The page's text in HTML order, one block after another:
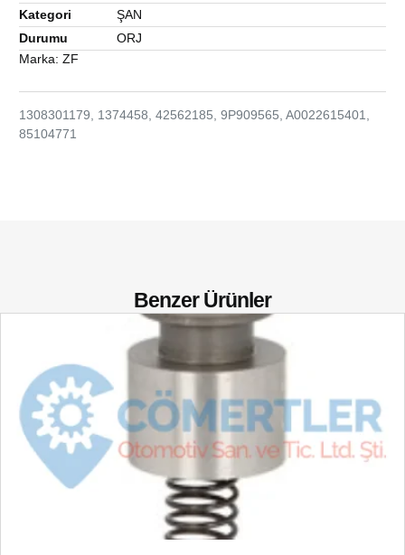
Kategori
ŞAN
Durumu
ORJ
Marka:ZF
1308301179, 1374458, 42562185, 9P909565, A0022615401,
85104771
Benzer Ürünler